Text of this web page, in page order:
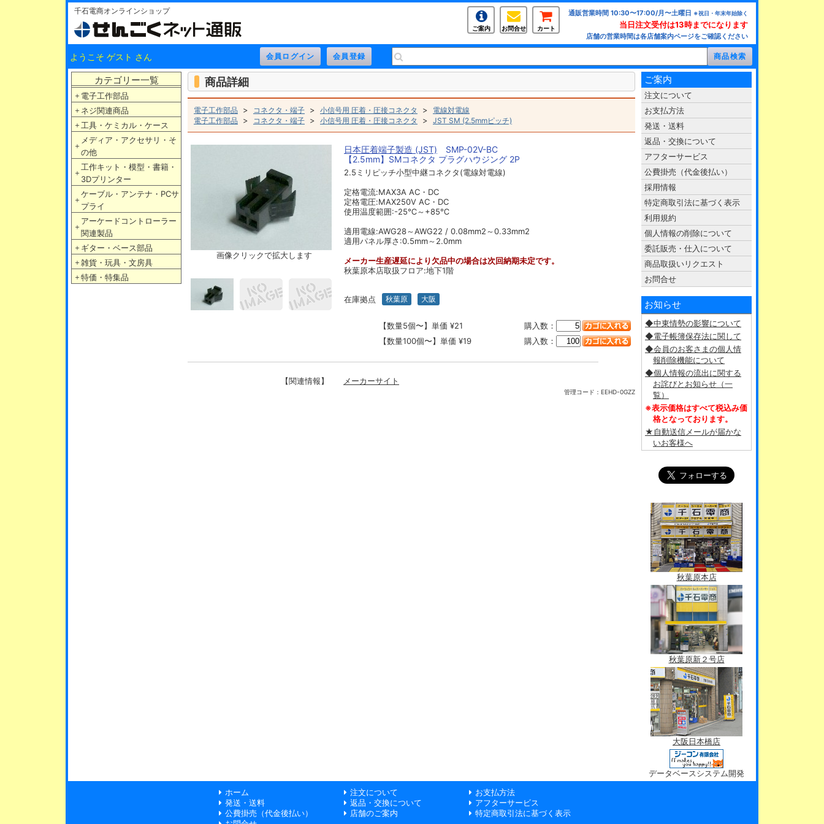
千石電商オンラインショップ
ご案内 お問合せ カート
通販営業時間 10:30〜17:00/月〜土曜日 ※祝日・年末年始除く
当日注文受付は13時までになります
店舗の営業時間は各店舗案内ページをご確認ください
ようこそ ゲスト さん
カテゴリー一覧
＋ 電子工作部品
＋ ネジ関連商品
＋ 工具・ケミカル・ケース
＋
メディア・アクセサリ・そ
の他
＋
工作キット・模型・書籍・
3Dプリンター
＋
ケーブル・アンテナ・PCサ
プライ
＋
アーケードコントローラー
関連製品
＋ ギター・ベース部品
＋ 雑貨・玩具・文房具
＋ 特価・特集品
商品詳細
電子工作部品 > コネクタ・端子 > 小信号用 圧着・圧接コネクタ > 電線対電線
電子工作部品 > コネクタ・端子 > 小信号用 圧着・圧接コネクタ > JST SM (2.5mmピッチ)
画像クリックで拡大します
日本圧着端子製造 (JST) SMP-02V-BC
【2.5mm】SMコネクタ プラグハウジング 2P
2.5ミリピッチ小型中継コネクタ(電線対電線)
定格電流:MAX3A AC・DC
定格電圧:MAX250V AC・DC
使用温度範囲:-25℃～+85℃
適用電線:AWG28～AWG22 / 0.08mm2～0.33mm2
適用パネル厚さ:0.5mm～2.0mm
メーカー生産遅延により欠品中の場合は次回納期未定です。
秋葉原本店取扱フロア:地下1階
在庫拠点 秋葉原 大阪
【数量5個〜】単価 ¥21
購入数：
【数量100個〜】単価 ¥19
購入数：
【関連情報】 メーカーサイト
管理コード： EEHD-0GZZ
ご案内
注文について
お支払方法
発送・送料
返品・交換について
アフターサービス
公費掛売（代金後払い）
採用情報
特定商取引法に基づく表示
利用規約
個人情報の削除について
委託販売・仕入について
商品取扱いリクエスト
お問合せ
お知らせ
◆中東情勢の影響について
◆電子帳簿保存法に関して
◆会員のお客さまの個人情
報削除機能について
◆個人情報の流出に関する
お詫びとお知らせ（一
覧）
※表示価格はすべて税込み価
格となっております。
★自動送信メールが届かな
いお客様へ
秋葉原本店
秋葉原新２号店
大阪日本橋店
データベースシステム開発
ホーム
注文について
お支払方法
発送・送料
返品・交換について
アフターサービス
公費掛売（代金後払い）
店舗のご案内
特定商取引法に基づく表示